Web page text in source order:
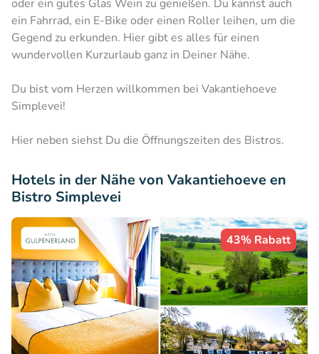
oder ein gutes Glas Wein zu genießen. Du kannst auch
ein Fahrrad, ein E-Bike oder einen Roller leihen, um die
Gegend zu erkunden. Hier gibt es alles für einen
wundervollen Kurzurlaub ganz in Deiner Nähe.
Du bist vom Herzen willkommen bei Vakantiehoeve
Simplevei!
Hier neben siehst Du die Öffnungszeiten des Bistros.
Hotels in der Nähe von Vakantiehoeve en
Bistro Simplevei
43% Rabatt